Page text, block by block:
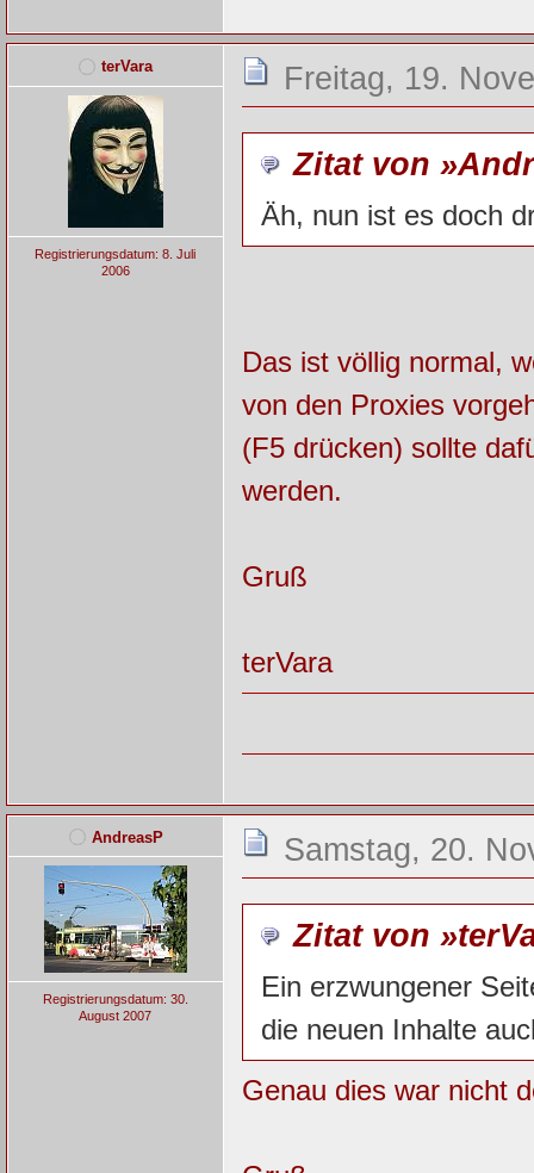
terVara
Registrierungsdatum: 8. Juli
2006
Freitag, 19.
Zitat von
Äh, nun ist es doch
Das ist völlig normal,
von den Proxies
(F5 drücken) sollte
werden.
Gruß
terVara
AndreasP
Registrierungsdatum: 30.
August 2007
Samstag, 20.
Zitat von
Ein erzwungener
die neuen Inhalte
Genau dies war nicht